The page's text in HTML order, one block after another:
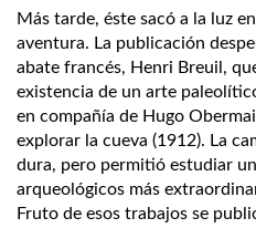
Más tarde, éste sacó a la luz
aventura. La publicación
abate francés, Henri Breuil,
existencia de un arte
en compañía de Hugo
explorar la cueva (1912). La
dura, pero permitió estudiar
arqueológicos más
Fruto de esos trabajos se